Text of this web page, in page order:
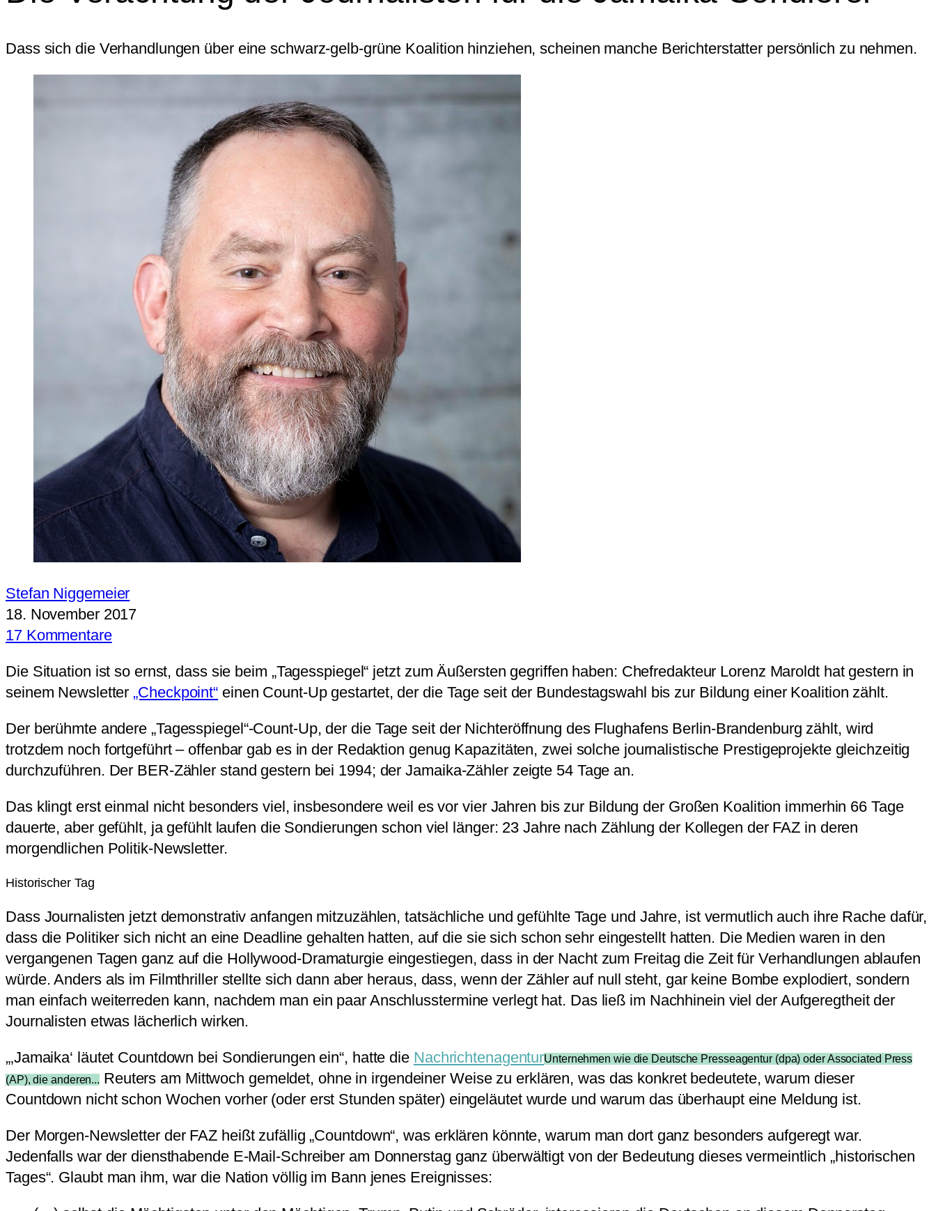
Dass sich die Verhandlungen über eine schwarz-gelb-grüne Koalition hinziehen, scheinen manche Berichterstatter persönlich zu nehmen.
Stefan Niggemeier
18. November 2017
17 Kommentare
Die Situation ist so ernst, dass sie beim „Tagesspiegel“ jetzt zum Äußersten gegriffen haben: Chefredakteur Lorenz Maroldt hat gestern in
seinem Newsletter„Checkpoint“ einen Count-Up gestartet, der die Tage seit der Bundestagswahl bis zur Bildung einer Koalition zählt.
Der berühmte andere „Tagesspiegel“-Count-Up, der die Tage seit der Nichteröffnung des Flughafens Berlin-Brandenburg zählt, wird
trotzdem noch fortgeführt – offenbar gab es in der Redaktion genug Kapazitäten, zwei solche journalistische Prestigeprojekte gleichzeitig
durchzuführen. Der BER-Zähler stand gestern bei 1994; der Jamaika-Zähler zeigte 54 Tage an.
Das klingt erst einmal nicht besonders viel, insbesondere weil es vor vier Jahren bis zur Bildung der Großen Koalition immerhin 66 Tage
dauerte, aber gefühlt, ja gefühlt laufen die Sondierungen schon viel länger: 23 Jahre nach Zählung der Kollegen der FAZ in deren
morgendlichen Politik-Newsletter.
Historischer Tag
Dass Journalisten jetzt demonstrativ anfangen mitzuzählen, tatsächliche und gefühlte Tage und Jahre, ist vermutlich auch ihre Rache dafür,
dass die Politiker sich nicht an eine Deadline gehalten hatten, auf die sie sich schon sehr eingestellt hatten. Die Medien waren in den
vergangenen Tagen ganz auf die Hollywood-Dramaturgie eingestiegen, dass in der Nacht zum Freitag die Zeit für Verhandlungen ablaufen
würde. Anders als im Filmthriller stellte sich dann aber heraus, dass, wenn der Zähler auf null steht, gar keine Bombe explodiert, sondern
man einfach weiterreden kann, nachdem man ein paar Anschlusstermine verlegt hat. Das ließ im Nachhinein viel der Aufgeregtheit der
Journalisten etwas lächerlich wirken.
„‚Jamaika‘ läutet Countdown bei Sondierungen ein“, hatte die NachrichtenagenturUnternehmen wie die Deutsche Presseagentur (dpa) oder Associated Press
(AP), die anderen... Reuters am Mittwoch gemeldet, ohne in irgendeiner Weise zu erklären, was das konkret bedeutete, warum dieser
Countdown nicht schon Wochen vorher (oder erst Stunden später) eingeläutet wurde und warum das überhaupt eine Meldung ist.
Der Morgen-Newsletter der FAZ heißt zufällig „Countdown“, was erklären könnte, warum man dort ganz besonders aufgeregt war.
Jedenfalls war der diensthabende E-Mail-Schreiber am Donnerstag ganz überwältigt von der Bedeutung dieses vermeintlich „historischen
Tages“. Glaubt man ihm, war die Nation völlig im Bann jenes Ereignisses: